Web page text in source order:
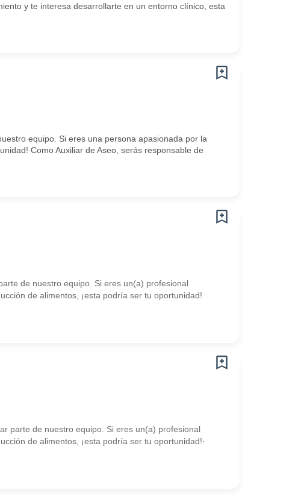
y te interesa desarrollarte en un entorno clínico, esta
equipo. Si eres una persona apasionada por la
Como Auxiliar de Aseo, serás responsable de
de nuestro equipo. Si eres un(a) profesional
de alimentos, ¡esta podría ser tu oportunidad!
parte de nuestro equipo. Si eres un(a) profesional
de alimentos, ¡esta podría ser tu oportunidad!·